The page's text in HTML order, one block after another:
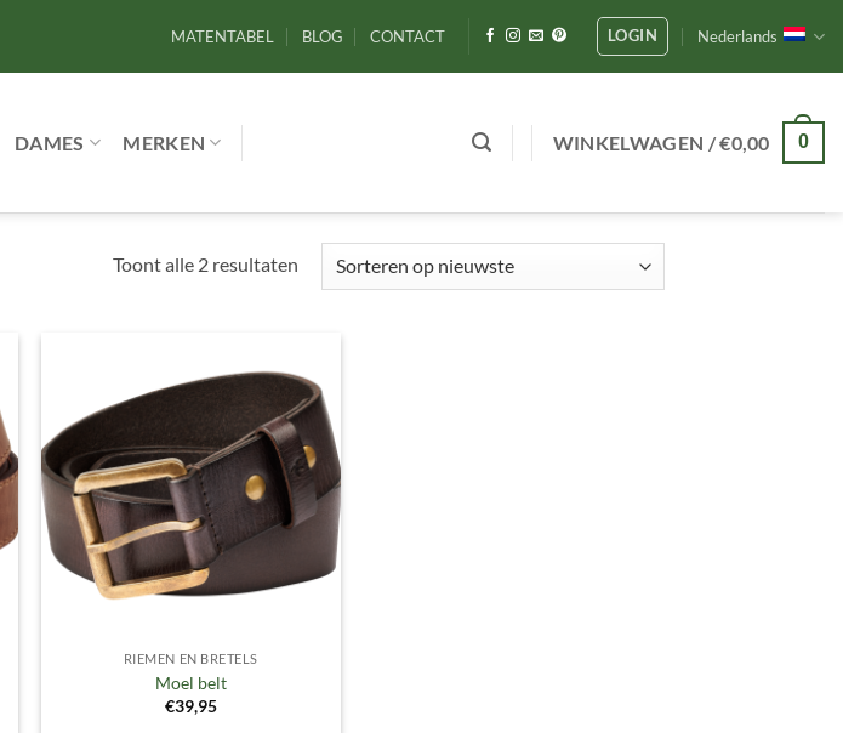
MATENTABEL BLOG CONTACT LOGIN Nederlands
DAMES MERKEN WINKELWAGEN /€0,00 0
Toont alle 2 resultatenGesorteerd
Toevoegen
aan
verlanglijst
RIEMEN EN BRETELS
Moel belt
€39,95